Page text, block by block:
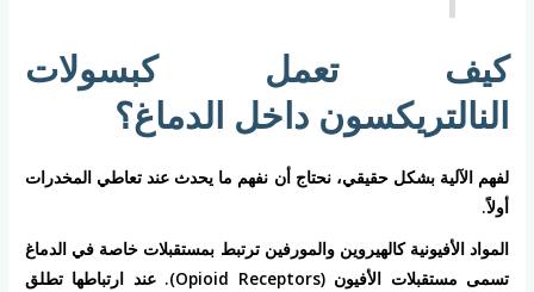
كيف تعمل كبسولات
النالتريكسون داخل الدماغ؟
لفهم الآلية بشكل حقيقي، نحتاج أن نفهم ما يحدث عند تعاطي المخدرات
أولاً.
المواد الأفيونية كالهيروين والمورفين ترتبط بمستقبلات خاصة في الدماغ
تسمى مستقبلات الأفيون (Opioid Receptors). عند ارتباطها تطلق